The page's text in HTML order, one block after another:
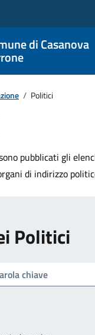
di Casanova
/ Politici
pubblicati gli
di indirizzo
Politici